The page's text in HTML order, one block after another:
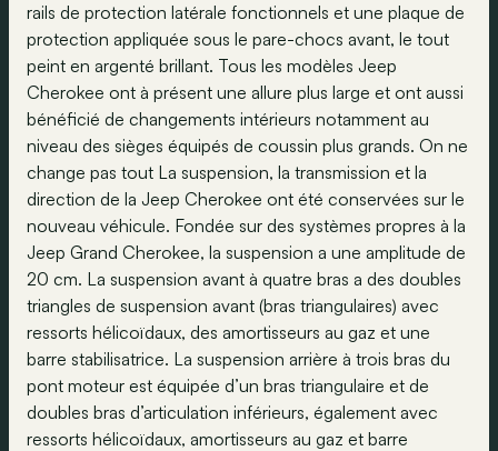
rails de protection latérale fonctionnels et une plaque de
protection appliquée sous le pare-chocs avant, le tout
peint en argenté brillant. Tous les modèles Jeep
Cherokee ont à présent une allure plus large et ont aussi
bénéficié de changements intérieurs notamment au
niveau des sièges équipés de coussin plus grands. On ne
change pas tout La suspension, la transmission et la
direction de la Jeep Cherokee ont été conservées sur le
nouveau véhicule. Fondée sur des systèmes propres à la
Jeep Grand Cherokee, la suspension a une amplitude de
20 cm. La suspension avant à quatre bras a des doubles
triangles de suspension avant (bras triangulaires) avec
ressorts hélicoïdaux, des amortisseurs au gaz et une
barre stabilisatrice. La suspension arrière à trois bras du
pont moteur est équipée d’un bras triangulaire et de
doubles bras d’articulation inférieurs, également avec
ressorts hélicoïdaux, amortisseurs au gaz et barre